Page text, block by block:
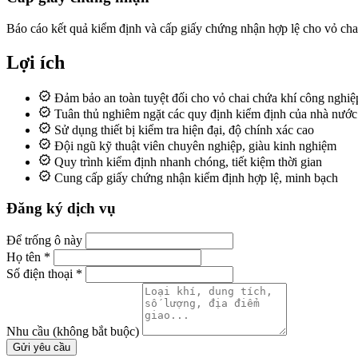
Báo cáo kết quả kiểm định và cấp giấy chứng nhận hợp lệ cho vỏ
Lợi ích
Đảm bảo an toàn tuyệt đối cho vỏ chai chứa khí công
Tuân thủ nghiêm ngặt các quy định kiểm định của nhà nước
Sử dụng thiết bị kiểm tra hiện đại, độ chính xác cao
Đội ngũ kỹ thuật viên chuyên nghiệp, giàu kinh nghiệm
Quy trình kiểm định nhanh chóng, tiết kiệm thời gian
Cung cấp giấy chứng nhận kiểm định hợp lệ, minh bạch
Đăng ký dịch vụ
Để trống ô này
Họ tên *
Số điện thoại *
Nhu cầu (không bắt buộc)
Gửi yêu cầu